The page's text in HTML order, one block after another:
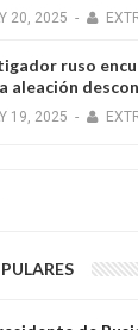
20, 2025 -
ruso
aleación
19, 2025 -